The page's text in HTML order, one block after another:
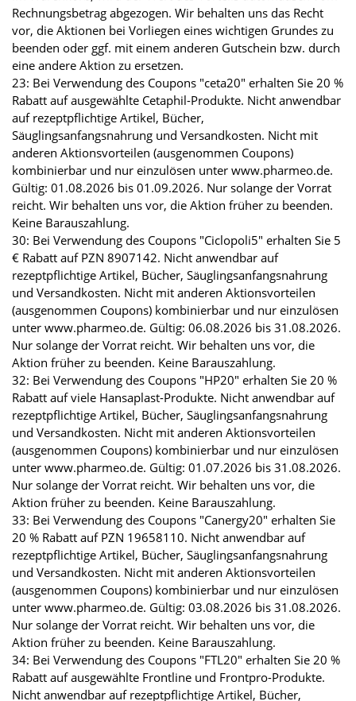
Rechnungsbetrag abgezogen. Wir behalten uns das Recht
vor, die Aktionen bei Vorliegen eines wichtigen Grundes zu
beenden oder ggf. mit einem anderen Gutschein bzw. durch
eine andere Aktion zu ersetzen.
23: Bei Verwendung des Coupons "ceta20" erhalten Sie 20 %
Rabatt auf ausgewählte Cetaphil-Produkte. Nicht anwendbar
auf rezeptpflichtige Artikel, Bücher,
Säuglingsanfangsnahrung und Versandkosten. Nicht mit
anderen Aktionsvorteilen (ausgenommen Coupons)
kombinierbar und nur einzulösen unter www.pharmeo.de.
Gültig: 01.08.2026 bis 01.09.2026. Nur solange der Vorrat
reicht. Wir behalten uns vor, die Aktion früher zu beenden.
Keine Barauszahlung.
30: Bei Verwendung des Coupons "Ciclopoli5" erhalten Sie 5
€ Rabatt auf PZN 8907142. Nicht anwendbar auf
rezeptpflichtige Artikel, Bücher, Säuglingsanfangsnahrung
und Versandkosten. Nicht mit anderen Aktionsvorteilen
(ausgenommen Coupons) kombinierbar und nur einzulösen
unter www.pharmeo.de. Gültig: 06.08.2026 bis 31.08.2026.
Nur solange der Vorrat reicht. Wir behalten uns vor, die
Aktion früher zu beenden. Keine Barauszahlung.
32: Bei Verwendung des Coupons "HP20" erhalten Sie 20 %
Rabatt auf viele Hansaplast-Produkte. Nicht anwendbar auf
rezeptpflichtige Artikel, Bücher, Säuglingsanfangsnahrung
und Versandkosten. Nicht mit anderen Aktionsvorteilen
(ausgenommen Coupons) kombinierbar und nur einzulösen
unter www.pharmeo.de. Gültig: 01.07.2026 bis 31.08.2026.
Nur solange der Vorrat reicht. Wir behalten uns vor, die
Aktion früher zu beenden. Keine Barauszahlung.
33: Bei Verwendung des Coupons "Canergy20" erhalten Sie
20 % Rabatt auf PZN 19658110. Nicht anwendbar auf
rezeptpflichtige Artikel, Bücher, Säuglingsanfangsnahrung
und Versandkosten. Nicht mit anderen Aktionsvorteilen
(ausgenommen Coupons) kombinierbar und nur einzulösen
unter www.pharmeo.de. Gültig: 03.08.2026 bis 31.08.2026.
Nur solange der Vorrat reicht. Wir behalten uns vor, die
Aktion früher zu beenden. Keine Barauszahlung.
34: Bei Verwendung des Coupons "FTL20" erhalten Sie 20 %
Rabatt auf ausgewählte Frontline und Frontpro-Produkte.
Nicht anwendbar auf rezeptpflichtige Artikel, Bücher,